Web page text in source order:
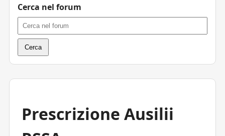
Prescrizione Ausilii
Cerca nel forum
Cerca